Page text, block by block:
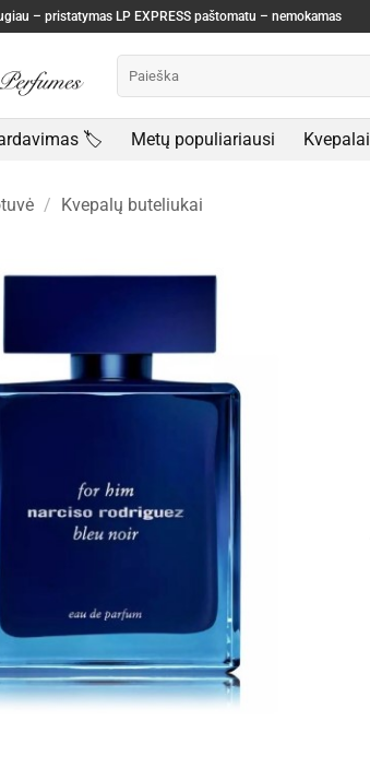
– pristatymas LP EXPRESS paštomatu – nemokamas
🏷️ Metų populiariausi Kvepalai
/ Kvepalų buteliukai